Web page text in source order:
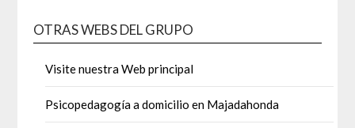
OTRAS WEBS DEL GRUPO
Visite nuestra Web principal
Psicopedagogía a domicilio en Majadahonda